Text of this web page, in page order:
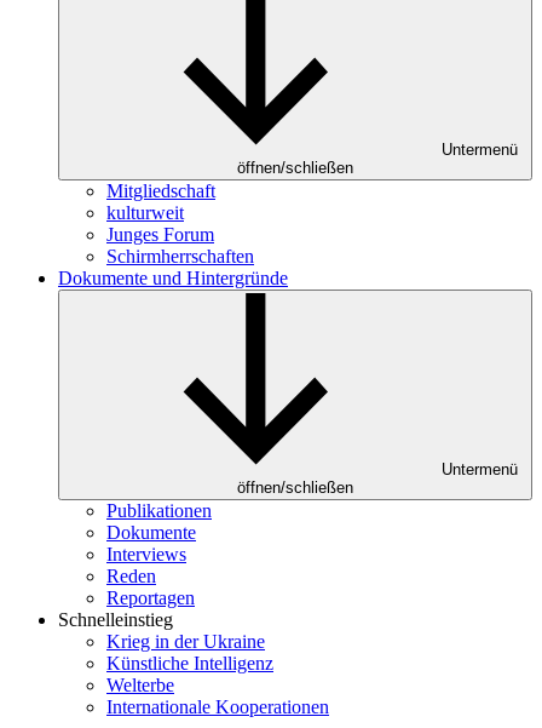
Untermenü
öffnen/schließen
Mitgliedschaft
kulturweit
Junges Forum
Schirmherrschaften
Dokumente und Hintergründe
Untermenü
öffnen/schließen
Publikationen
Dokumente
Interviews
Reden
Reportagen
Schnelleinstieg
Krieg in der Ukraine
Künstliche Intelligenz
Welterbe
Internationale Kooperationen